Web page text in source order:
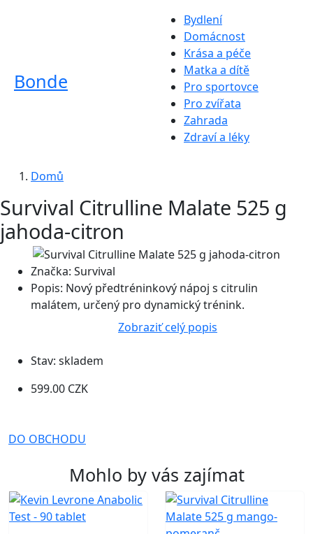
Bonde
Bydlení
Domácnost
Krása a péče
Matka a dítě
Pro sportovce
Pro zvířata
Zahrada
Zdraví a léky
Domů
Survival Citrulline Malate 525 g
jahoda-citron
Značka: Survival
Popis: Nový předtréninkový nápoj s citrulin
malátem, určený pro dynamický trénink.
Zobraziť celý popis
Stav: skladem
599.00 CZK
DO OBCHODU
Mohlo by vás zajímat